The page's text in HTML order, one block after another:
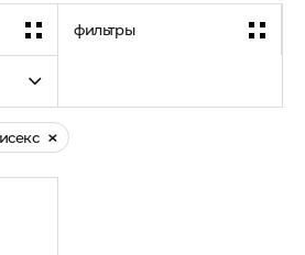
фильтры